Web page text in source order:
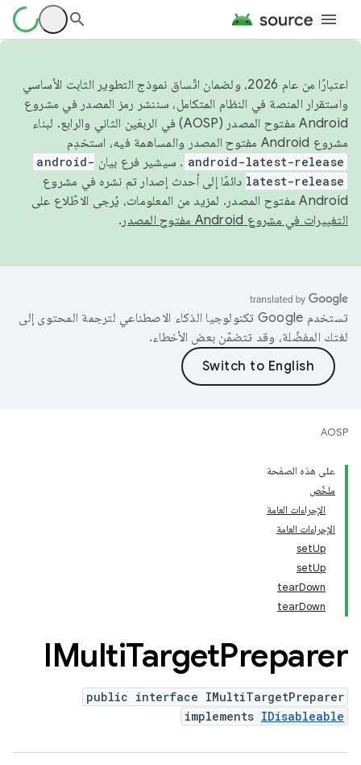
اعتبارًا من عام 2026، ولضمان اتّساق نموذج التطوير الثابت الأساسي
واستقرار المنصة في النظام المتكامل، سننشر رمز المصدر في مشروع
Android مفتوح المصدر (AOSP) في الربعَين الثاني والرابع. لبناء
مشروع Android مفتوح المصدر والمساهمة فيه، استخدِم
android-latest-release . سيشير فرع بيان android-
latest-release دائمًا إلى أحدث إصدار تم نشره في مشروع
Android مفتوح المصدر. لمزيد من المعلومات، يُرجى الاطّلاع على
التغييرات في مشروع Android مفتوح المصدر
.
تستخدم Google تكنولوجيا الذكاء الاصطناعي لترجمة المحتوى إلى
لغتك المفضّلة، وقد تتضمّن بعض الأخطاء.
AOSP
على هذه الصفحة
ملخّص
الإجراءات العامة
الإجراءات العامة
setUp
setUp
tearDown
tearDown
IMultiTargetPreparer
public interface IMultiTargetPreparer
implements IDisableable